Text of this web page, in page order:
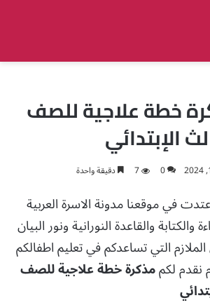
خطة علاجية للصف
الإبتدائي
0
7 دقيقة واحدة
في موقعنا مدونة الاسرة العربية
والكتابة والقاعدة النورانية ونور البيان
التي تساعدكم في تعليم اطفالكم
نقدم لكممذكرة خطة علاجية للصف